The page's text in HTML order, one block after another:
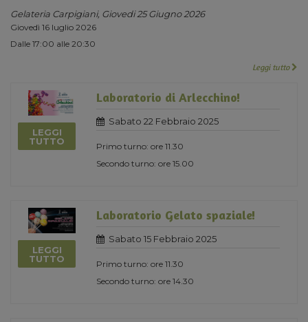
Gelateria Carpigiani, Giovedi 25 Giugno 2026
Giovedì 16 luglio 2026
Dalle 17:00 alle 20:30
Leggi tutto
LEGGI
TUTTO
Laboratorio di Arlecchino!
Sabato 22 Febbraio 2025
Primo turno: ore 11.30
Secondo turno: ore 15.00
LEGGI
TUTTO
Laboratorio Gelato spaziale!
Sabato 15 Febbraio 2025
Primo turno: ore 11.30
Secondo turno: ore 14.30